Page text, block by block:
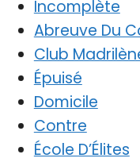
Incomplète
Abreuve Du
Club
Épuisé
Domicile
Contre
École D’Élites